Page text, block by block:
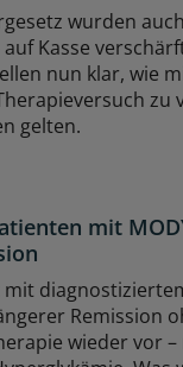
wurden
Kasse
nun klar, wie
zu
gelten.
mit
Remission
wieder vor